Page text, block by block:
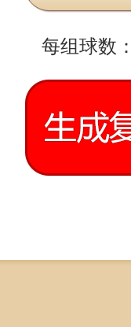
每组球数：